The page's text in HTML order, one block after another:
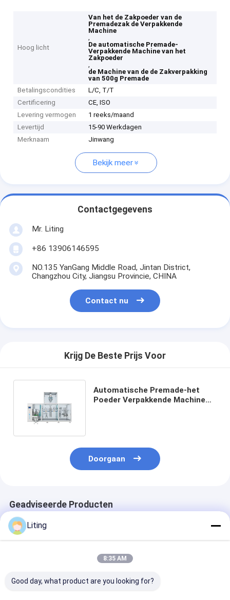
Hoog licht
Van het de Zakpoeder van de
Premadezak de Verpakkende
Machine
,
De automatische Premade-
Verpakkende Machine van het
Zakpoeder
,
de Machine van de de Zakverpakking
van 500g Premade
Betalingscondities
L/C, T/T
Certificering
CE, ISO
Levering vermogen
1 reeks/maand
Levertijd
15-90 Werkdagen
Merknaam
Jinwang
Bekijk meer
Contactgegevens
Mr. Liting
+86 13906146595
NO.135 YanGang Middle Road, Jintan District,
Changzhou City, Jiangsu Provincie, CHINA
Contact nu
Krijg De Beste Prijs Voor
Automatische Premade-het
Poeder Verpakkende Machine
Doorgaan
Geadviseerde Producten
Liting
8:35 AM
Good day, what product are you looking for?